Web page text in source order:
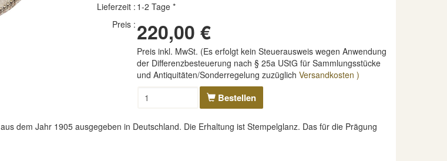
Lieferzeit : 1-2 Tage *
Preis : 220,00 €
Preis inkl. MwSt. (Es erfolgt kein Steuerausweis wegen Anwendung
der Differenzbesteuerung nach § 25a UStG für Sammlungsstücke
und Antiquitäten/Sonderregelung zuzüglich Versandkosten )
Bestellen
aus dem Jahr 1905 ausgegeben in Deutschland. Die Erhaltung ist Stempelglanz. Das für die Prägung